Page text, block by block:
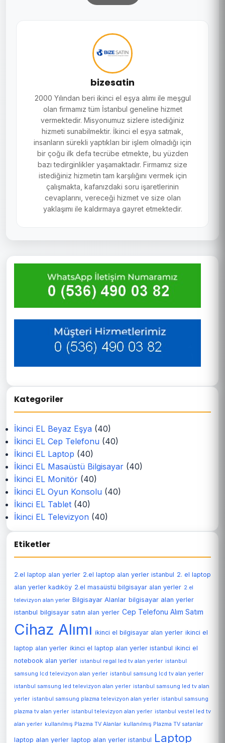
bizesatin
2000 Yılından beri ikinci el eşya alımı ile meşgul
olan firmamız tüm İstanbul geneline hizmet
vermektedir. Misyonumuz sizlere istediğiniz
hizmeti sunabilmektir. İkinci el eşya satmak,
insanların sürekli yaptıkları bir işlem olmadığı için
bir çoğu ilk defa tecrübe etmekte, bu yüzden
bazı tedirginlikler yaşamaktadır. Firmamız size
istediğiniz hizmetin tam karşılığını vermek için
çalışmakta, kafanızdaki soru işaretlerinin
cevaplarını, vereceği hizmet ve size olan
yaklaşımı ile kaldırmaya gayret etmektedir.
Kategoriler
İkinci EL Beyaz Eşya (40)
İkinci EL Cep Telefonu (40)
İkinci EL Laptop (40)
İkinci EL Masaüstü Bilgisayar (40)
İkinci EL Monitör (40)
İkinci EL Oyun Konsolu (40)
İkinci EL Tablet (40)
İkinci EL Televizyon (40)
Etiketler
2.el laptop alan yerler 2.el laptop alan yerler istanbul 2. el laptop
alan yerler kadıköy 2.el masaüstü bilgisayar alan yerler 2.el
televizyon alan yerler Bilgisayar Alanlar bilgisayar alan yerler
istanbul bilgisayar satın alan yerler Cep Telefonu Alım Satım
Cihaz Alımı ikinci el bilgisayar alan yerler ikinci el
laptop alan yerler ikinci el laptop alan yerler istanbul ikinci el
notebook alan yerler istanbul regal led tv alan yerler istanbul
samsung lcd televizyon alan yerler istanbul samsung lcd tv alan yerler
istanbul samsung led televizyon alan yerler istanbul samsung led tv alan
yerler istanbul samsung plazma televizyon alan yerler istanbul samsung
plazma tv alan yerler istanbul televizyon alan yerler istanbul vestel led tv
alan yerler kullanılmış Plazma TV Alanlar kullanılmış Plazma TV satanlar
laptop alan yerler laptop alan yerler istanbul Laptop